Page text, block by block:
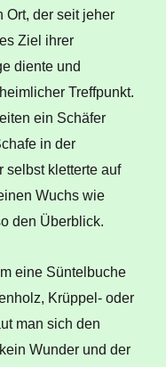
Ort, der seit jeher
Ziel ihrer
diente und
Treffpunkt.
ein Schäfer
in der
selbst kletterte auf
Wuchs wie
den Überblick.
eine Süntelbuche
Krüppel- oder
man sich den
Wunder und der